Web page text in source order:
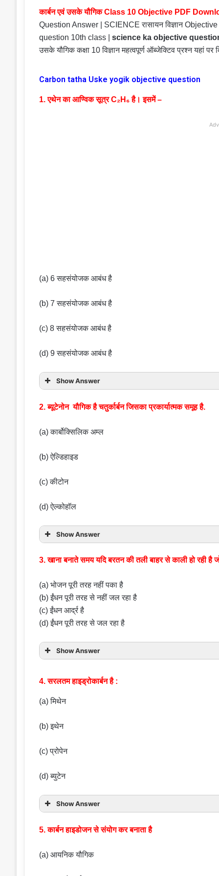
कार्बन एवं उसके यौगिक Class 10 Objective PDF
Question Answer | SCIENCE रासायन विज्ञान
question 10th class | science ka objective
उसके यौगिक कक्षा 10 विज्ञान महत्वपूर्ण ऑब्जेक्टिव प्रश्न यहां पर
Carbon tatha Uske yogik objective question
1. एथेन का आण्विक सूत्र C₂H₆ है। इसमें –
(a) 6 सहसंयोजक आबंध है
(b) 7 सहसंयोजक आबंध है
(c) 8 सहसंयोजक आबंध है
(d) 9 सहसंयोजक आबंध है
Show Answer
2. ब्यूटेनोन यौगिक है चतुर्कार्बन जिसका प्रकार्यात्मक समूह है.
(a) कार्बोक्सिलिक अम्ल
(b) ऐल्डिहाइड
(c) कीटोन
(d) ऐल्कोहॉल
Show Answer
3. खाना बनाते समय यदि बरतन की तली बाहर से काली हो रही है
(a) भोजन पूरी तरह नहीं पका है
(b) ईंधन पूरी तरह से नहीं जल रहा है
(c) ईंधन आर्द्र है
(d) ईंधन पूरी तरह से जल रहा है
Show Answer
4. सरलतम हाइड्रोकार्बन है :
(a) मिथेन
(b) इथेन
(c) प्रोपेन
(d) ब्युटेन
Show Answer
5. कार्बन हाइडोजन से संयोग कर बनाता है
(a) आयनिक यौगिक